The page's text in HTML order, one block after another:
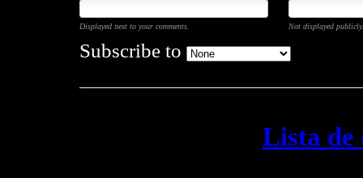
Displayed next to your comments. Not displayed
Subscribe to
Lista de